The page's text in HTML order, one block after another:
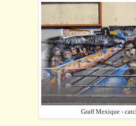
Graff Mexique -